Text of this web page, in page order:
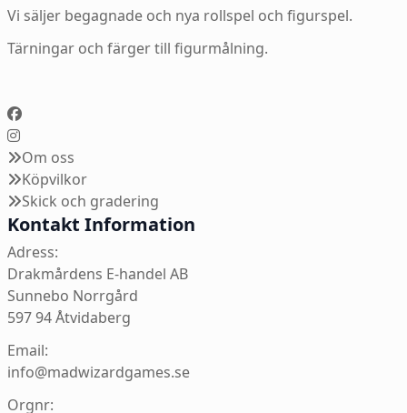
Vi säljer begagnade och nya rollspel och figurspel.
Tärningar och färger till figurmålning.
Om oss
Köpvilkor
Skick och gradering
Kontakt Information
Adress:
Drakmårdens E-handel AB
Sunnebo Norrgård
597 94 Åtvidaberg
Email:
info@madwizardgames.se
Orgnr: